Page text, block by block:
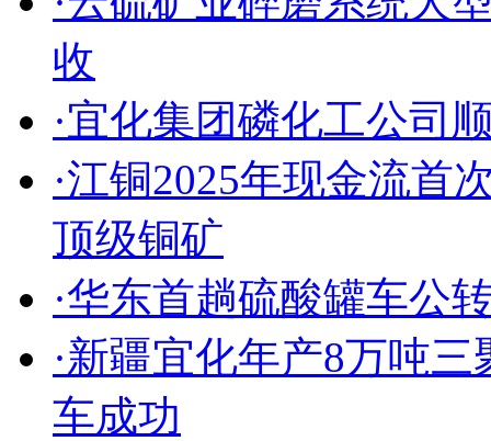
收
·宜化集团磷化工公司
·江铜2025年现金流首
顶级铜矿
·华东首趟硫酸罐车公
·新疆宜化年产8万吨
车成功